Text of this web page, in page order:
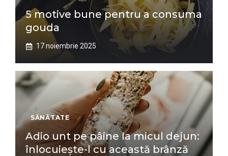
5 motive bune pentru a consuma
gouda
17 noiembrie 2025
SĂNĂTATE
Adio unt pe pâine la micul dejun:
înlocuiește-l cu această brânză